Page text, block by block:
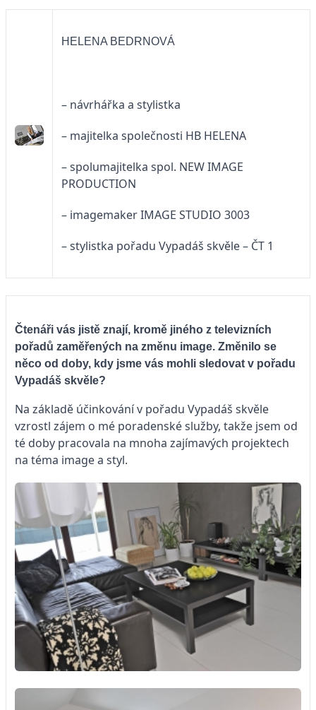
HELENA BEDRNOVÁ
– návrhářka a stylistka
– majitelka společnosti HB HELENA
– spolumajitelka spol. NEW IMAGE
PRODUCTION
– imagemaker IMAGE STUDIO 3003
– stylistka pořadu Vypadáš skvěle – ČT 1
Čtenáři vás jistě znají, kromě jiného z televizních
pořadů zaměřených na změnu image. Změnilo se
něco od doby, kdy jsme vás mohli sledovat v pořadu
Vypadáš skvěle?
Na základě účinkování v pořadu Vypadáš skvěle
vzrostl zájem o mé poradenské služby, takže jsem od
té doby pracovala na mnoha zajímavých projektech
na téma image a styl.